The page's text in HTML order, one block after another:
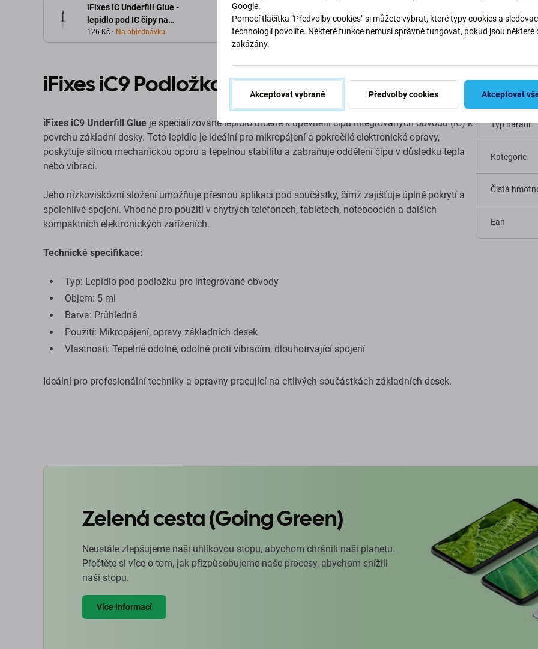
iFixes IC Underfill Glue -
lepidlo pod IC čipy na
základní desce, 5ml
126 Kč Na objednávku
Popis a specifikace Doprava a vrácení
iFixes iC9 Podložkové lepidlo – 5 ml
iFixes iC9 Underfill Glue je specializované lepidlo určené k upevnění čipů integrovaných obvodů (IC) k
povrchu základní desky. Toto lepidlo je ideální pro mikropájení a pokročilé elektronické opravy,
poskytuje silnou mechanickou oporu a tepelnou stabilitu a zabraňuje oddělení čipu v důsledku tepla
nebo vibrací.
Jeho nízkoviskózní složení umožňuje přesnou aplikaci pod součástky, čímž zajišťuje úplné pokrytí a
spolehlivé spojení. Vhodné pro použití v chytrých telefonech, tabletech, noteboocích a dalších
kompaktních elektronických zařízeních.
Technické specifikace:
Typ: Lepidlo pod podložku pro integrované obvody
Objem: 5 ml
Barva: Průhledná
Použití: Mikropájení, opravy základních desek
Vlastnosti: Tepelně odolné, odolné proti vibracím, dlouhotrvající spojení
Ideální pro profesionální techniky a opravny pracující na citlivých součástkách základních desek.
Typ nářadí
Kategorie
Čistá
Ean
Zelená cesta (Going Green)
Neustále zlepšujeme naši uhlíkovou stopu, abychom chránili naši planetu.
Přečtěte si více o tom, jak přizpůsobujeme naše procesy, abychom snížili
naši stopu.
Více informací
Google.
Pomocí tlačítka "Předvolby cookies" si můžete vybrat, které typy cookies a
technologií povolíte. Některé funkce nemusí správně fungovat, pokud jsou některé
zakázány.
Akceptovat vybrané Předvolby cookies Akceptovat